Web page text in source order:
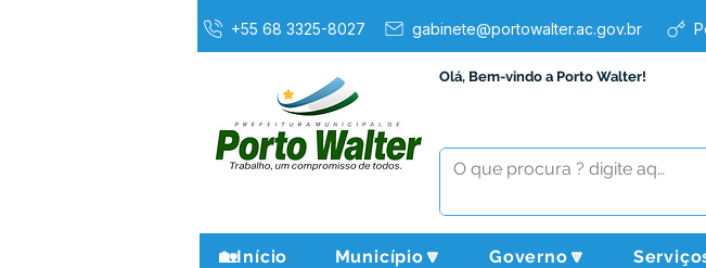
+55 68 3325-8027 gabinete@portowalter.ac.gov.br
Olá, Bem-vindo a Porto Walter!
🏡Início Município🔽 Governo🔽